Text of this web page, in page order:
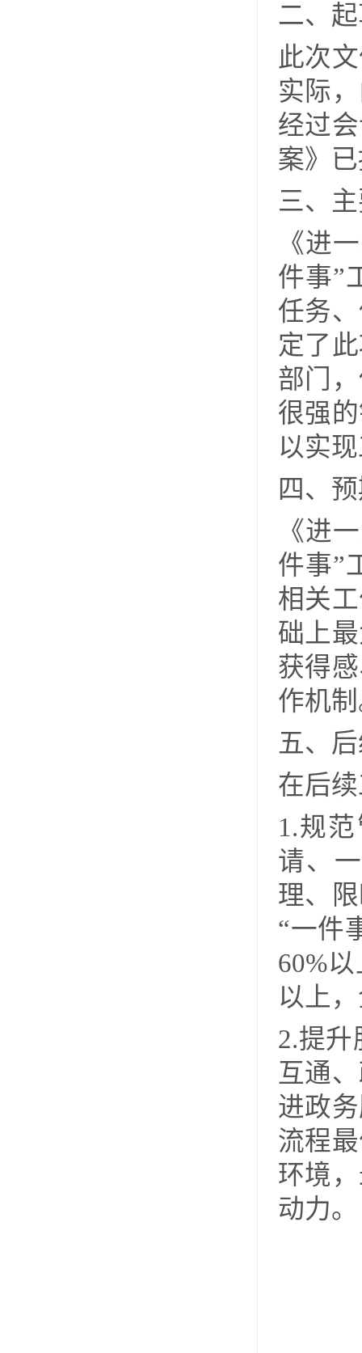
二、
此次
实际
经过
案》
三、
《进
件事”
任务
定了
部门
很强
以实
四、
《进
件事”
相关
础上
获得
作机制
五、
在后
1.规
请、
理、
“一件
60%
以上 ，
2.提升
互通、
进政
流程
环境，
动力。